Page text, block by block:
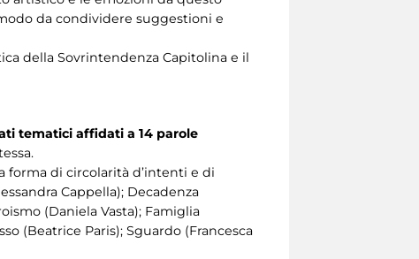
da condividere suggestioni e
della Sovrintendenza Capitolina e il
tematici affidati a 14 parole
forma di circolarità d’intenti e di
Cappella); Decadenza
(Daniela Vasta); Famiglia
(Beatrice Paris); Sguardo (Francesca